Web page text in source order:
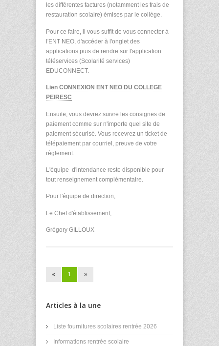
les différentes factures (notamment les frais de
restauration scolaire) émises par le collège.
Pour ce faire, il vous suffit de vous connecter à
l'ENT NEO, d'accéder à l'onglet des
applications puis de rendre sur l'application
téléservices (Scolarité services)
EDUCONNECT.
Lien CONNEXION ENT NEO DU COLLEGE
PEIRESC
Ensuite, vous devrez suivre les consignes de
paiement comme sur n'importe quel site de
paiement sécurisé. Vous recevrez un ticket de
télépaiement par courriel, preuve de votre
règlement.
L'équipe d'intendance reste disponible pour
tout renseignement complémentaire.
Pour l'équipe de direction,
Le Chef d'établissement,
Grégory GILLOUX
« 1 »
Articles à la une
Liste fournitures scolaires rentrée 2026
Informations rentrée scolaire